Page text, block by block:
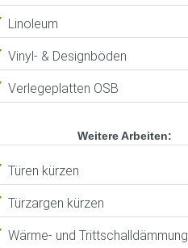
Linoleum
Vinyl- & Designböden
Verlegeplatten OSB
Weitere Arbeiten:
Türen kürzen
Türzargen kürzen
Wärme- und Trittschalldämmung